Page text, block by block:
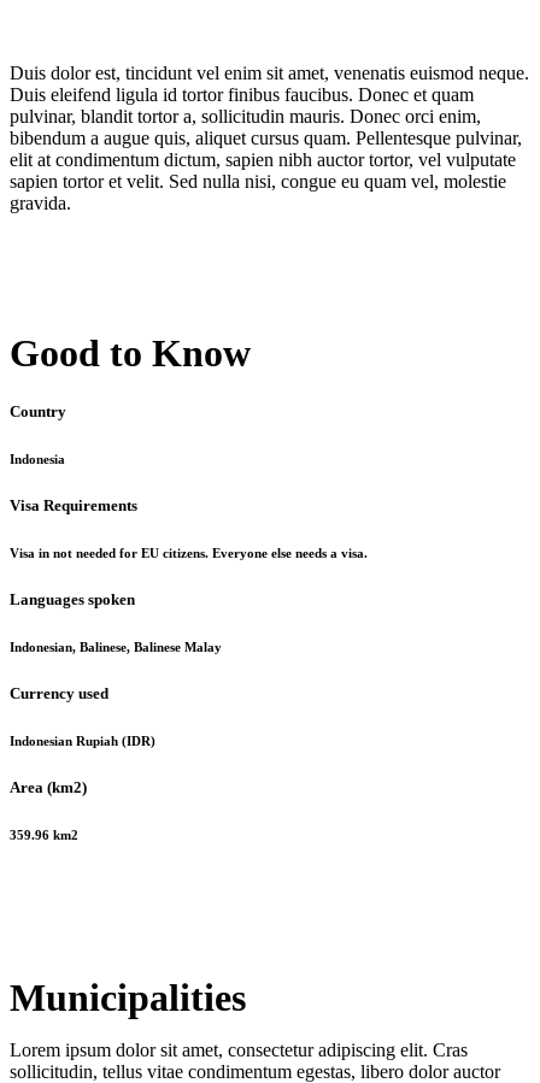
Duis dolor est, tincidunt vel enim sit amet, venenatis euismod neque.
Duis eleifend ligula id tortor finibus faucibus. Donec et quam
pulvinar, blandit tortor a, sollicitudin mauris. Donec orci enim,
bibendum a augue quis, aliquet cursus quam. Pellentesque pulvinar,
elit at condimentum dictum, sapien nibh auctor tortor, vel vulputate
sapien tortor et velit. Sed nulla nisi, congue eu quam vel, molestie
gravida.
Good to Know
Country
Indonesia
Visa Requirements
Visa in not needed for EU citizens. Everyone else needs a visa.
Languages spoken
Indonesian, Balinese, Balinese Malay
Currency used
Indonesian Rupiah (IDR)
Area (km2)
359.96 km2
Municipalities
Lorem ipsum dolor sit amet, consectetur adipiscing elit. Cras
sollicitudin, tellus vitae condimentum egestas, libero dolor auctor